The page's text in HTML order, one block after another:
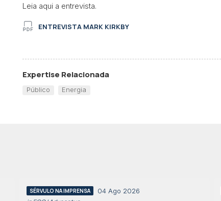
Leia aqui a entrevista.
ENTREVISTA MARK KIRKBY
Expertise Relacionada
Público Energia
SÉRVULO NA IMPRENSA 04 Ago 2026